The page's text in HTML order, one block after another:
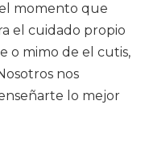
momento que
el cuidado propio
o mimo de el cutis,
nos
lo mejor